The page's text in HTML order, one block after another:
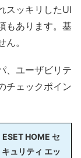
スッキリしたUI
もあります。基
。
、ユーザビリテ
チェックポイン
ESET HOME セ
キュリティ エッ